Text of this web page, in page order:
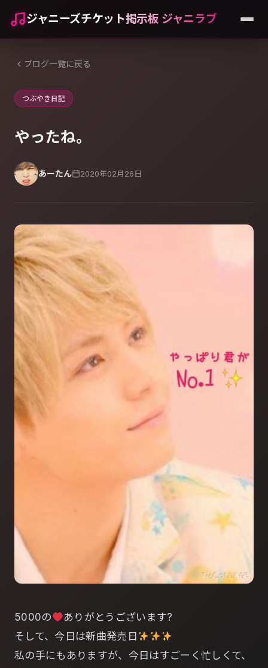
ジャニーズチケット掲示板 ジャニラブ
ブログ一覧に戻る
つぶやき日記
やったね。
あーたん 2020年02月26日
5000の
ありがとうございます?
そして、今日は新曲発売日
私の手にもありますが、今日はすごーく忙しくて、